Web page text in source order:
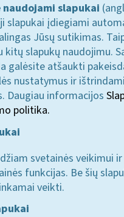
naudojami slapukai
slapukai įdiegiami
Jūsų sutikimas.
slapukų naudojimu.
galėsite atšaukti
nustatymus ir ištrindami
Daugiau informacijos
politika.
svetainės veikimui
funkcijas. Be šių
veikti.